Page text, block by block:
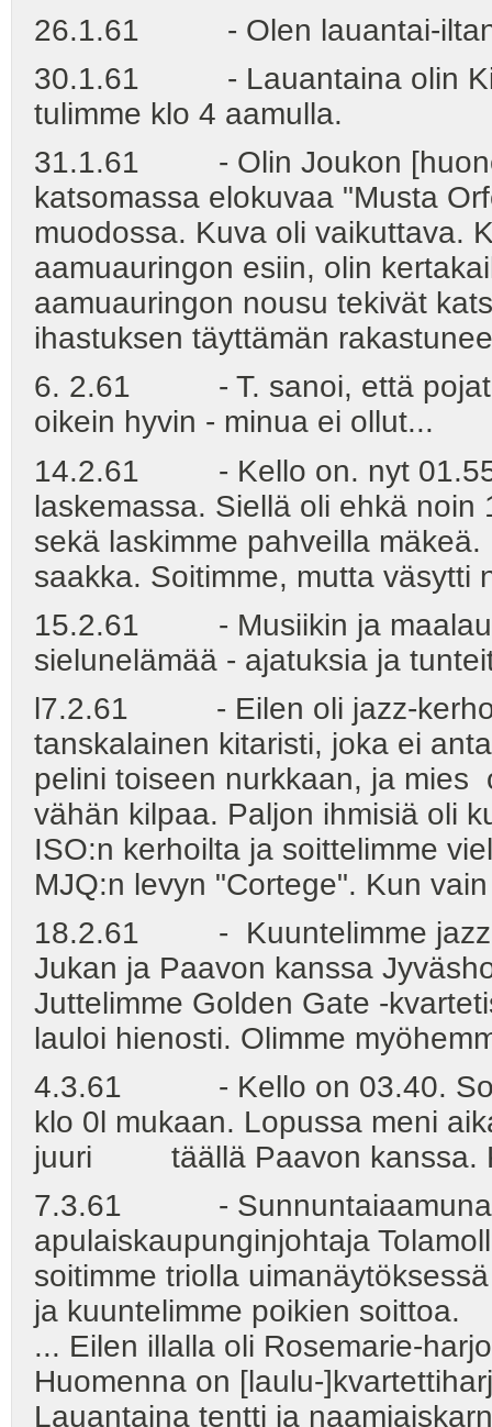
26.1.61 - Olen lauantai-
30.1.61 - Lauantaina olin
tulimme klo 4 aamulla.
31.1.61 - Olin Joukon
katsomassa elokuvaa "Musta
muodossa. Kuva oli vaikuttava.
aamuauringon esiin, olin
aamuauringon nousu tekivät
ihastuksen täyttämän
6. 2.61 - T. sanoi, että pojat
oikein hyvin - minua ei ollut...
14.2.61 - Kello on. nyt 01.55.
laskemassa. Siellä oli ehkä
sekä laskimme pahveilla
saakka. Soitimme, mutta väsytti
15.2.61 - Musiikin ja
sielunelämää - ajatuksia ja
l7.2.61 - Eilen oli jazz-
tanskalainen kitaristi, joka ei
pelini toiseen nurkkaan, ja mies
vähän kilpaa. Paljon ihmisiä oli
ISO:n kerhoilta ja soittelimme
MJQ:n levyn "Cortege". Kun
18.2.61 - Kuuntelimme
Jukan ja Paavon kanssa
Juttelimme Golden Gate -
lauloi hienosti. Olimme
4.3.61 - Kello on 03.40.
klo 0l mukaan. Lopussa meni
juuri täällä Paavon kanssa.
7.3.61 - Sunnuntaiaamuna
apulaiskaupunginjohtaja
soitimme triolla
ja kuuntelimme poikien soittoa.
... Eilen illalla oli Rosemarie-
Huomenna on [laulu-
Lauantaina tentti ja